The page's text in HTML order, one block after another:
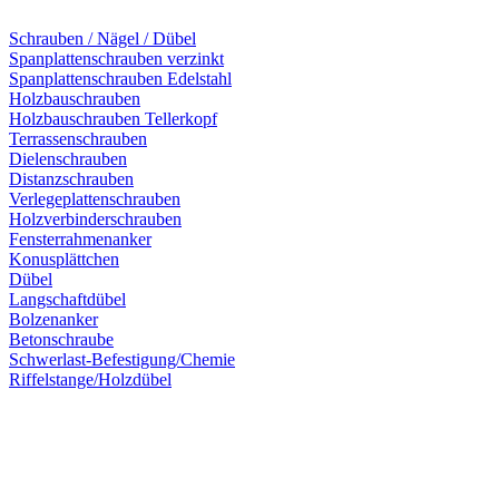
Schrauben / Nägel / Dübel
Spanplattenschrauben verzinkt
Spanplattenschrauben Edelstahl
Holzbauschrauben
Holzbauschrauben Tellerkopf
Terrassenschrauben
Dielenschrauben
Distanzschrauben
Verlegeplattenschrauben
Holzverbinderschrauben
Fensterrahmenanker
Konusplättchen
Dübel
Langschaftdübel
Bolzenanker
Betonschraube
Schwerlast-Befestigung/Chemie
Riffelstange/Holzdübel